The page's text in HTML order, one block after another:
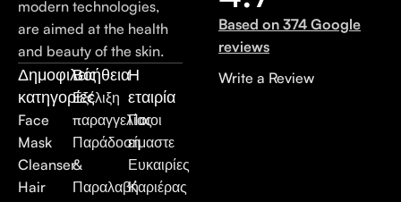
modern technologies,
are aimed at the health
and beauty of the skin.
Δημοφιλείς
κατηγορίες
Face
Mask
Cleanser
Hair
Βοήθεια
Εξέλιξη
παραγγελίας
Παράδοση
&
Παραλαβή
Η
εταιρία
Ποιοι
είμαστε
Ευκαιρίες
Καριέρας
Based on 374 Google
reviews
Write a Review